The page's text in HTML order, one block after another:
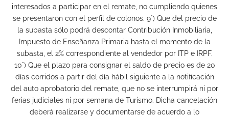
interesados a participar en el remate, no cumpliendo quienes
se presentaron con el perfil de colonos. 9°) Que del precio de
la subasta sólo podrá descontar Contribución Inmobiliaria,
Impuesto de Enseñanza Primaria hasta el momento de la
subasta, el 2% correspondiente al vendedor por ITP e IRPF.
10°) Que el plazo para consignar el saldo de precio es de 20
días corridos a partir del día hábil siguiente a la notificación
del auto aprobatorio del remate, que no se interrumpirá ni por
ferias judiciales ni por semana de Turismo. Dicha cancelación
deberá realizarse y documentarse de acuerdo a lo